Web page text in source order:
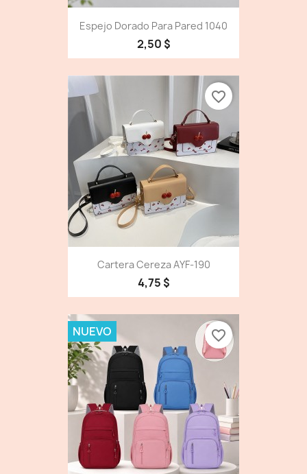
Espejo Dorado Para Pared 1040
2,50 $
Cartera Cereza AYF-190
4,75 $
favorite_border
NUEVO favorite_border